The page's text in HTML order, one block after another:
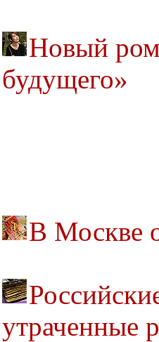
Новый
будущего»
В Москве
утраченные